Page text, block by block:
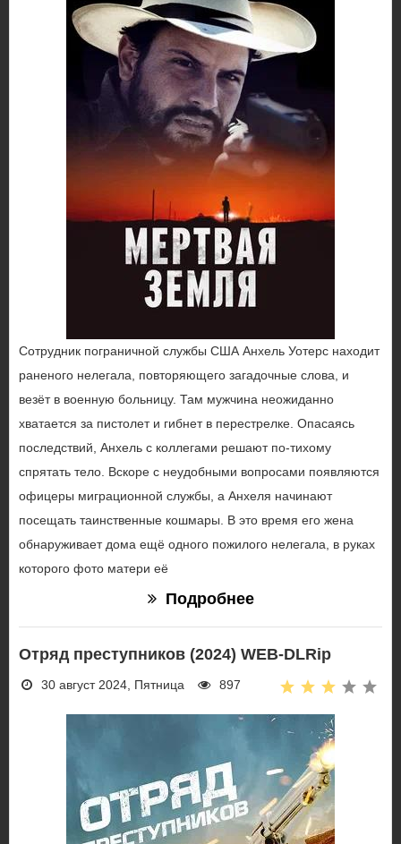
Сотрудник пограничной службы США Анхель Уотерс находит
раненого нелегала, повторяющего загадочные слова, и
везёт в военную больницу. Там мужчина неожиданно
хватается за пистолет и гибнет в перестрелке. Опасаясь
последствий, Анхель с коллегами решают по-тихому
спрятать тело. Вскоре с неудобными вопросами появляются
офицеры миграционной службы, а Анхеля начинают
посещать таинственные кошмары. В это время его жена
обнаруживает дома ещё одного пожилого нелегала, в руках
которого фото матери её
Подробнее
Отряд преступников (2024) WEB-DLRip
30 август 2024, Пятница 897